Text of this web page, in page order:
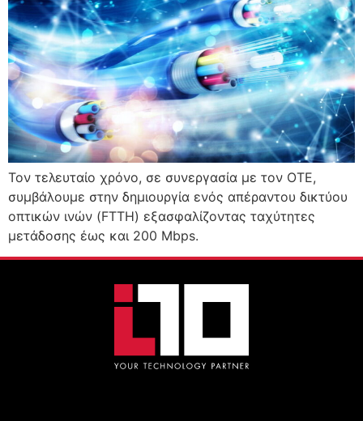
Τον τελευταίο χρόνο, σε συνεργασία με τον ΟΤΕ,
συμβάλουμε στην δημιουργία ενός απέραντου δικτύου
οπτικών ινών (FTTH) εξασφαλίζοντας ταχύτητες
μετάδοσης έως και 200 Mbps.